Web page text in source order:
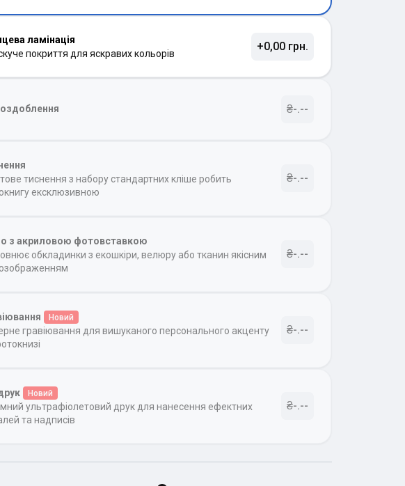
ламінація
покриття для яскравих кольорів
+0,00 грн.
оздоблення ₴-.--
тиснення з набору стандартних кліше робить
ексклюзивною
₴-.--
з акриловою фотовставкою
обкладинки з екошкіри, велюру або тканин якісним
₴-.--
Новий
гравіювання для вишуканого персонального акценту
₴-.--
Новий
ультрафіолетовий друк для нанесення ефектних
та надписів
₴-.--